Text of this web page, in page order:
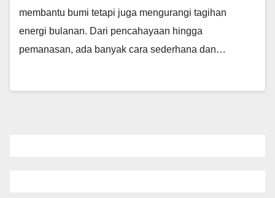
membantu bumi tetapi juga mengurangi tagihan
energi bulanan. Dari pencahayaan hingga
pemanasan, ada banyak cara sederhana dan…